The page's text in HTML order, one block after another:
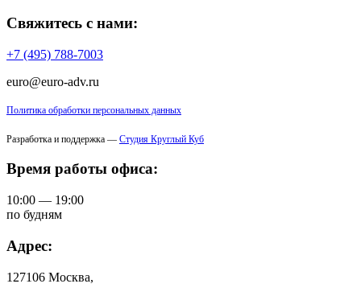
Свяжитесь с нами:
+7 (495) 788-7003
euro@euro-adv.ru
Политика обработки персональных данных
Разработка и поддержка — Студия Круглый Куб
Время работы офиса:
10:00 — 19:00
по будням
Адрес:
127106 Москва,